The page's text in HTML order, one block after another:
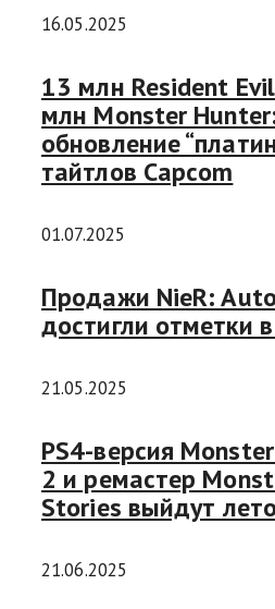
16.05.2025
13 млн Resident
млн Monster
обновление
тайтлов Capcom
01.07.2025
Продажи NieR:
достигли отметки
21.05.2025
PS4-версия
2 и ремастер
Stories выйдут
21.06.2025